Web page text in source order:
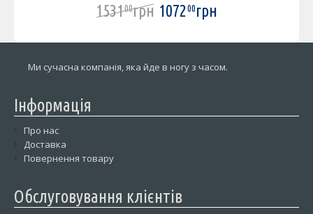
153100грн 107200грн
Ми сучасна компанія, яка йде в ногу з часом.
Інформація
Про нас
Доставка
Повернення товару
Обслуговування клієнтів